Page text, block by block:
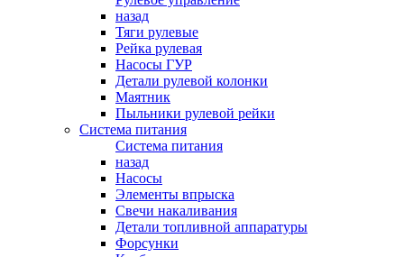
назад
Тяги рулевые
Рейка рулевая
Насосы ГУР
Детали рулевой колонки
Маятник
Пыльники рулевой рейки
Система питания
Система питания
назад
Насосы
Элементы впрыска
Свечи накаливания
Детали топливной аппаратуры
Форсунки